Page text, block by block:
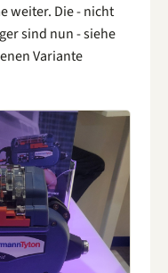
weiter. Die - nicht
sind nun - siehe
Variante